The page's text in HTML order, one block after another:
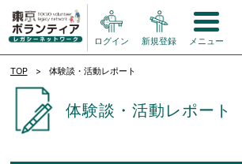
ログイン 新規登録 メニュー
TOP 体験談・活動レポート
体験談・活動レポート